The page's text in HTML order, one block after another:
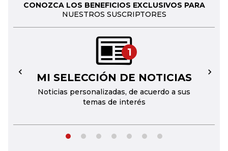
CONOZCA LOS BENEFICIOS EXCLUSIVOS PARA
NUESTROS SUSCRIPTORES
1
MI SELECCIÓN DE NOTICIAS
Noticias personalizadas, de acuerdo a sus
temas de interés
← →